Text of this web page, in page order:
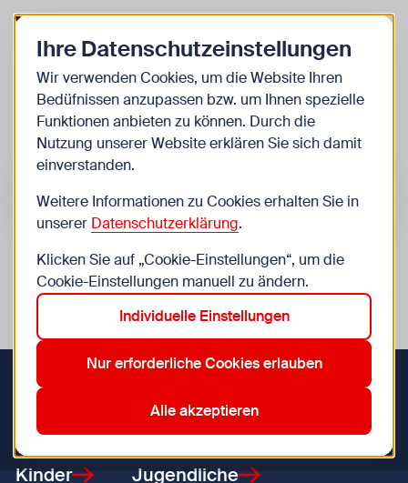
Zurück zur Startseite Zum
Kinder
Veranstaltungen
Suche im Bereich “Kinder”
Suchen
Veranstaltungen in Wien im Bereich “Kinder”
Aktive Filter: 6. Mariahilf
7. Neubau
Zurücksetzen
Zurück zur Startseite
Kinder
Jugendliche
Ihre Datenschutzeinstellungen
Wir verwenden Cookies, um die Website Ihren
Bedüfnissen anzupassen bzw. um Ihnen spezielle
Funktionen anbieten zu können. Durch die
Nutzung unserer Website erklären Sie sich damit
einverstanden.
Weitere Informationen zu Cookies erhalten Sie in
unserer Datenschutzerklärung.
Klicken Sie auf „Cookie-Einstellungen“, um die
Cookie-Einstellungen manuell zu ändern.
Individuelle Einstellungen
Nur erforderliche Cookies erlauben
Alle akzeptieren